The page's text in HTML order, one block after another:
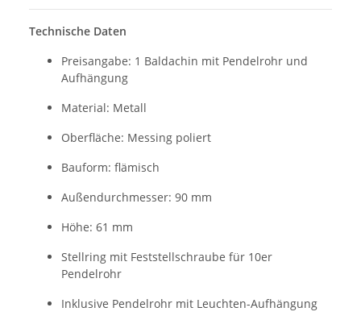
Technische Daten
Preisangabe: 1 Baldachin mit Pendelrohr und
Aufhängung
Material: Metall
Oberfläche: Messing poliert
Bauform: flämisch
Außendurchmesser: 90 mm
Höhe: 61 mm
Stellring mit Feststellschraube für 10er
Pendelrohr
Inklusive Pendelrohr mit Leuchten-Aufhängung